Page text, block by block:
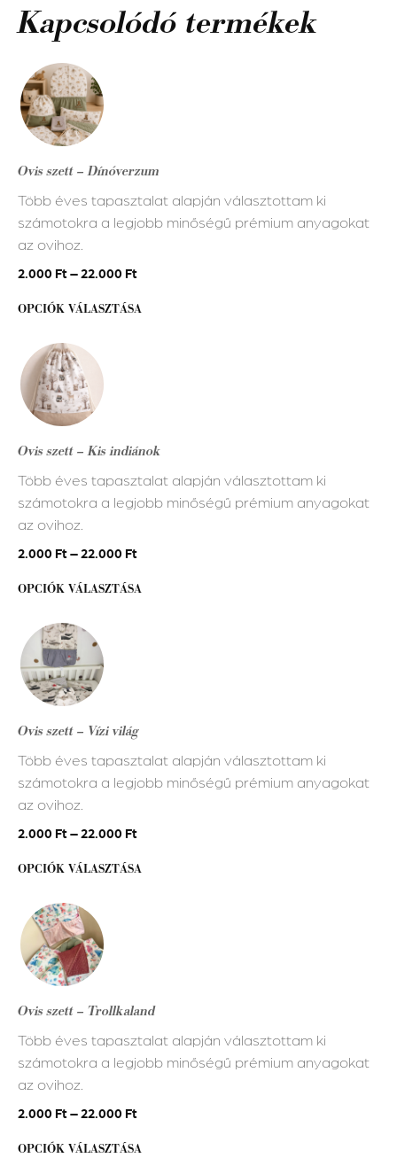
Kapcsolódó termékek
Ovis szett – Dínóverzum
Több éves tapasztalat alapján választottam ki
számotokra a legjobb minőségű prémium anyagokat
az ovihoz.
2.000 Ft–22.000 Ft
OPCIÓK VÁLASZTÁSA
Ennek
a
terméknek
több
van.
A
változatok
a
termékoldalon
ki
Ovis szett – Kis indiánok
Több éves tapasztalat alapján választottam ki
számotokra a legjobb minőségű prémium anyagokat
az ovihoz.
2.000 Ft–22.000 Ft
OPCIÓK VÁLASZTÁSA
Ennek
a
terméknek
több
van.
A
változatok
a
termékoldalon
ki
Ovis szett – Vízi világ
Több éves tapasztalat alapján választottam ki
számotokra a legjobb minőségű prémium anyagokat
az ovihoz.
2.000 Ft–22.000 Ft
OPCIÓK VÁLASZTÁSA
Ennek
a
terméknek
több
van.
A
változatok
a
termékoldalon
ki
Ovis szett – Trollkaland
Több éves tapasztalat alapján választottam ki
számotokra a legjobb minőségű prémium anyagokat
az ovihoz.
2.000 Ft–22.000 Ft
OPCIÓK VÁLASZTÁSA
Ennek
a
terméknek
több
van.
A
változatok
a
termékoldalon
ki